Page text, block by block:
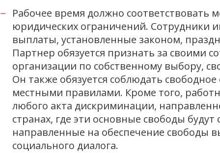
Рабочее время должно
юридических ограничений. Сотрудники
выплаты, установленные законом,
Партнер обязуется признать за своими
организации по собственному выбору,
Он также обязуется соблюдать
местными правилами. Кроме того,
любого акта дискриминации,
странах, где эти основные свободы
направленные на обеспечение свободы
социального диалога.